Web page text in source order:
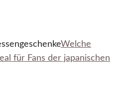
Welche
für Fans der japanischen